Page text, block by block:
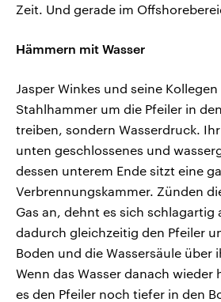
Zeit. Und gerade im
Hämmern mit Wasser
Jasper Winkes und seine
Stahlhammer um die Pfeiler in
treiben, sondern Wasserdruck.
unten geschlossenes und
dessen unterem Ende sitzt eine
Verbrennungskammer. Zünden
Gas an, dehnt es sich schlagartig
dadurch gleichzeitig den Pfeiler
Boden und die Wassersäule über
Wenn das Wasser danach
es den Pfeiler noch tiefer in den